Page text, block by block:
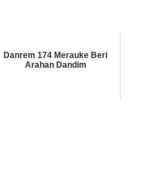
Danrem 174 Merauke Beri
Arahan Dandim